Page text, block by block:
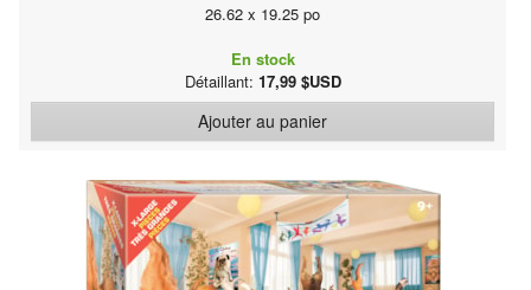
26.62 x 19.25 po
En stock
Détaillant: 17,99 $USD
Ajouter au panier